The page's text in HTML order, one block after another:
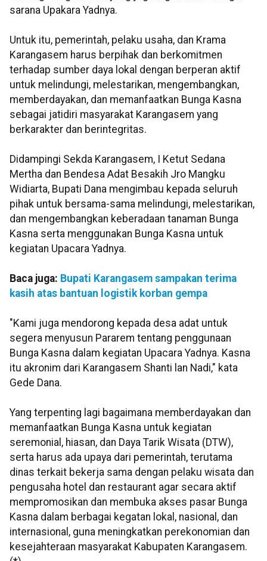
sarana Upakara Yadnya.
Untuk itu, pemerintah, pelaku usaha, dan Krama
Karangasem harus berpihak dan berkomitmen
terhadap sumber daya lokal dengan berperan aktif
untuk melindungi, melestarikan, mengembangkan,
memberdayakan, dan memanfaatkan Bunga Kasna
sebagai jatidiri masyarakat Karangasem yang
berkarakter dan berintegritas.
Didampingi Sekda Karangasem, I Ketut Sedana
Mertha dan Bendesa Adat Besakih Jro Mangku
Widiarta, Bupati Dana mengimbau kepada seluruh
pihak untuk bersama-sama melindungi, melestarikan,
dan mengembangkan keberadaan tanaman Bunga
Kasna serta menggunakan Bunga Kasna untuk
kegiatan Upacara Yadnya.
Baca juga: Bupati Karangasem sampakan terima
kasih atas bantuan logistik korban gempa
"Kami juga mendorong kepada desa adat untuk
segera menyusun Pararem tentang penggunaan
Bunga Kasna dalam kegiatan Upacara Yadnya. Kasna
itu akronim dari Karangasem Shanti lan Nadi," kata
Gede Dana.
Yang terpenting lagi bagaimana memberdayakan dan
memanfaatkan Bunga Kasna untuk kegiatan
seremonial, hiasan, dan Daya Tarik Wisata (DTW),
serta harus ada upaya dari pemerintah, terutama
dinas terkait bekerja sama dengan pelaku wisata dan
pengusaha hotel dan restaurant agar secara aktif
mempromosikan dan membuka akses pasar Bunga
Kasna dalam berbagai kegatan lokal, nasional, dan
internasional, guna meningkatkan perekonomian dan
kesejahteraan masyarakat Kabupaten Karangasem.